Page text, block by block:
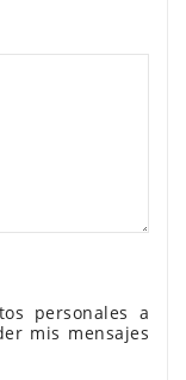
personales a
mis mensajes